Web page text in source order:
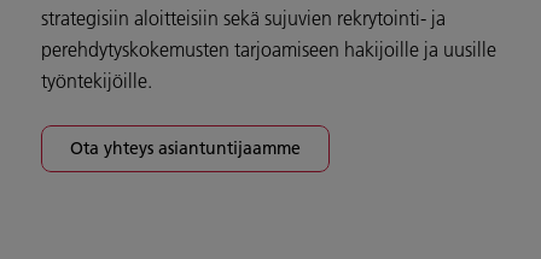
strategisiin aloitteisiin sekä sujuvien rekrytointi- ja
perehdytyskokemusten tarjoamiseen hakijoille ja uusille
työntekijöille.
Ota yhteys asiantuntijaamme